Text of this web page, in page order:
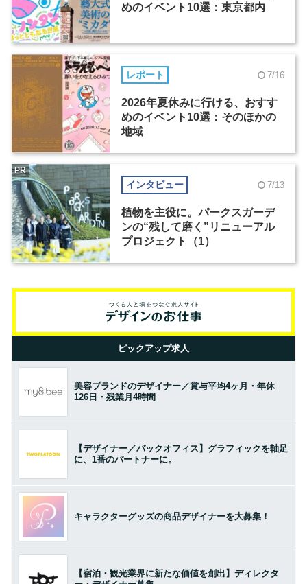
めのイベント10選：東京都内
レポート 7/16
2026年夏休みに行ける、おすす
めのイベント10選：そのほかの
地域
インタビュー 7/13
植物を主役に。パークスガーデ
ンの“残して磨く”リニューアル
プロジェクト（1）
PR
ピックアップ求人
美容ブランドのデザイナー／賞与平均4ヶ月・年休
126日・残業月4時間
【デザイナー／バックオフィス】グラフィックを軸足
に、1番のパートナーに。
キャラクターグッズの商品デザイナーを大募集！
【宿泊・観光業界に新たな価値を創出】ディレクタ